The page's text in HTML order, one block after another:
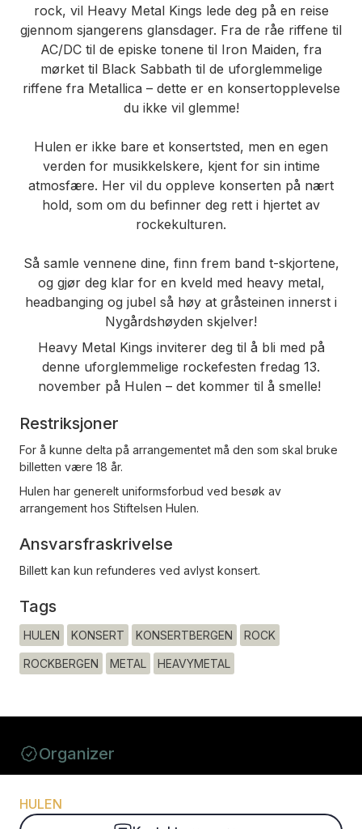
rock, vil Heavy Metal Kings lede deg på en reise
gjennom sjangerens glansdager. Fra de råe riffene til
AC/DC til de episke tonene til Iron Maiden, fra
mørket til Black Sabbath til de uforglemmelige
riffene fra Metallica – dette er en konsertopplevelse
du ikke vil glemme!
Hulen er ikke bare et konsertsted, men en egen
verden for musikkelskere, kjent for sin intime
atmosfære. Her vil du oppleve konserten på nært
hold, som om du befinner deg rett i hjertet av
rockekulturen.
Så samle vennene dine, finn frem band t-skjortene,
og gjør deg klar for en kveld med heavy metal,
headbanging og jubel så høy at gråsteinen innerst i
Nygårdshøyden skjelver!
Heavy Metal Kings inviterer deg til å bli med på
denne uforglemmelige rockefesten fredag 13.
november på Hulen – det kommer til å smelle!
Restriksjoner
For å kunne delta på arrangementet må den som skal bruke
billetten være 18 år.
Hulen har generelt uniformsforbud ved besøk av
arrangement hos Stiftelsen Hulen.
Ansvarsfraskrivelse
Billett kan kun refunderes ved avlyst konsert.
Tags
HULEN KONSERT KONSERTBERGEN ROCK
ROCKBERGEN METAL HEAVYMETAL
Organizer
HULEN